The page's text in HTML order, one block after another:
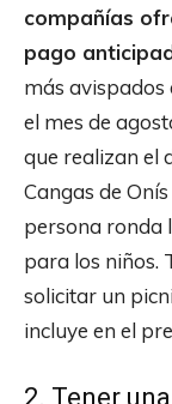
compañías
pago
más avispados
el mes de
que realizan el
Cangas de
persona ronda
para los niños.
solicitar un
incluye en el
2. Tener